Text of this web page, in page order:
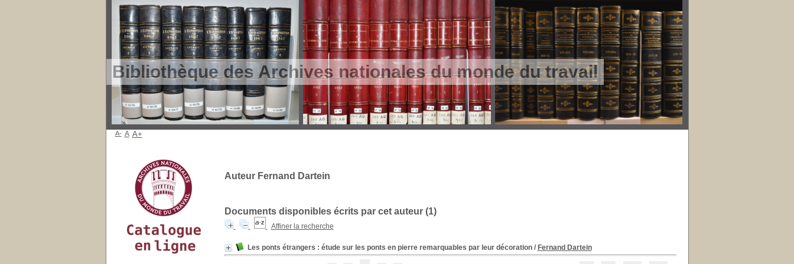
Bibliothèque des Archives nationales du monde du travail
Auteur Fernand Dartein
Documents disponibles écrits par cet auteur (1)
Affiner la recherche
Les ponts étrangers : étude sur les ponts en pierre remarquables par leur décoration/ Fernand Dartein
A- A A+